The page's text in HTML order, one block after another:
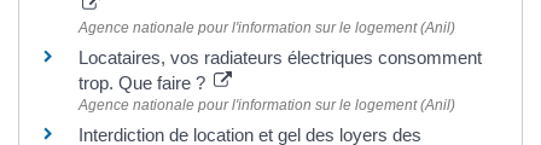
Agence nationale pour l'information sur le logement (Anil)
Locataires, vos radiateurs électriques consomment
trop. Que faire ?
Agence nationale pour l'information sur le logement (Anil)
Interdiction de location et gel des loyers des